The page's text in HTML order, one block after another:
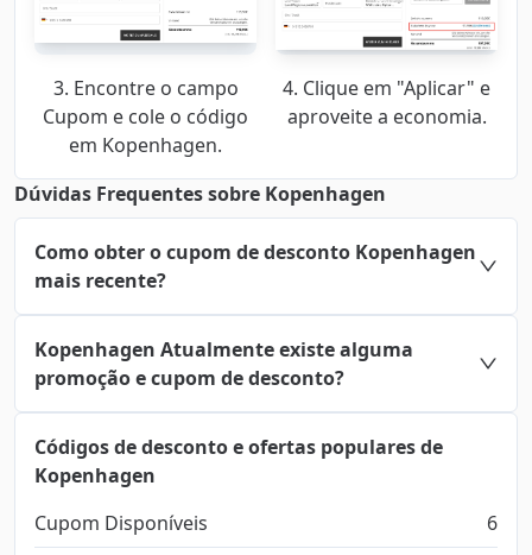
3. Encontre o campo
Cupom e cole o código
em Kopenhagen.
4. Clique em "Aplicar" e
aproveite a economia.
Dúvidas Frequentes sobre Kopenhagen
Como obter o cupom de desconto Kopenhagen
mais recente?
Kopenhagen Atualmente existe alguma
promoção e cupom de desconto?
Códigos de desconto e ofertas populares de
Kopenhagen
Cupom Disponíveis
6